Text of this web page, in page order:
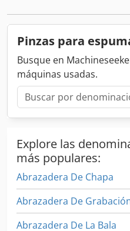
de este equipo, ofrecemos
son revisados en taller y
Contáctenos por correo
También puede
supuesto, también
adquiere un vehículo con
compra y financiación a
disponibles bajo consulta.
nuestros vehículos.
Pinzas para
Busque en
máquinas usadas.
Explore las
más populares:
Abrazadera De Chapa
Abrazadera De
Abrazadera De La Bala